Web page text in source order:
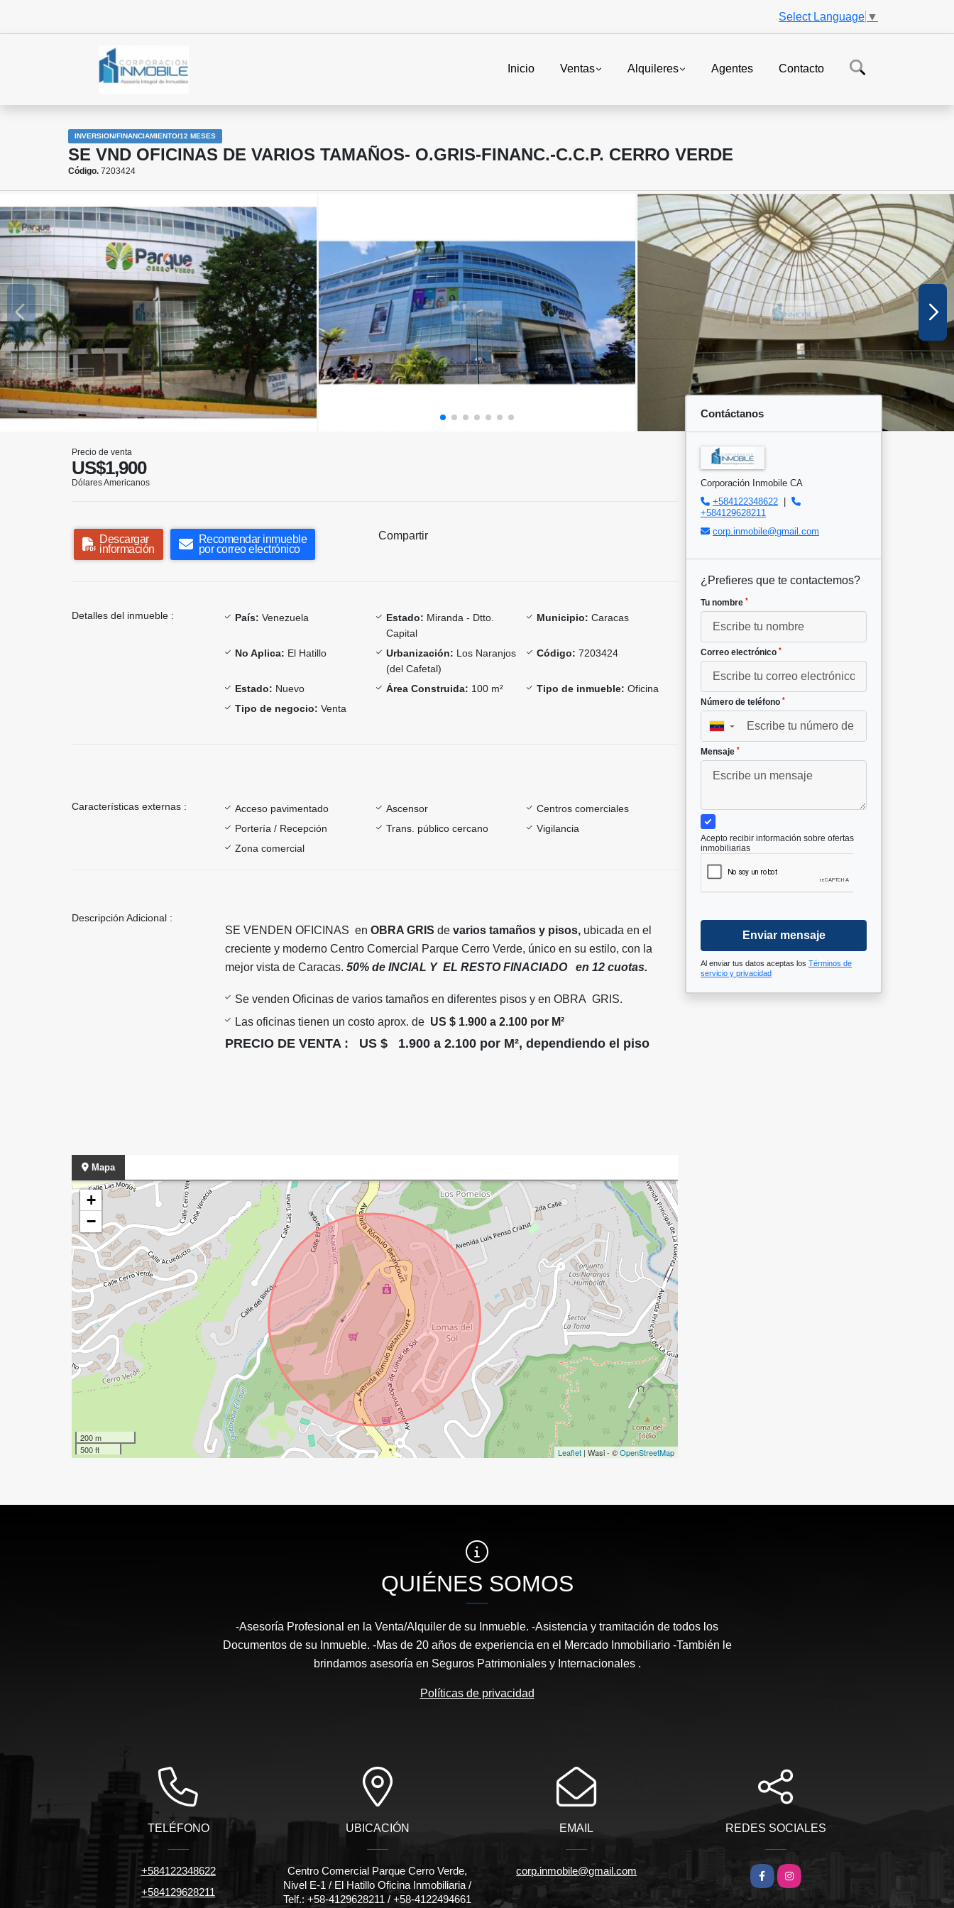
Select Language ▼
Inicio Ventas Alquileres Agentes Contacto
INVERSION/FINANCIAMIENTO/12 MESES
SE VND OFICINAS DE VARIOS TAMAÑOS- O.GRIS-FINANC.-C.C.P. CERRO VERDE
Código. 7203424
Precio de venta
US$1,900
Dólares Americanos
Descargar
información
Recomendar inmueble
por correo electrónico
Compartir
Detalles del inmueble : País: Venezuela Estado: Miranda - Dtto.
Capital
Municipio: Caracas
No Aplica: El Hatillo Urbanización: Los Naranjos
(del Cafetal)
Código: 7203424
Estado: Nuevo Área Construida: 100 m² Tipo de inmueble: Oficina
Tipo de negocio: Venta
Características externas : Acceso pavimentado Ascensor
Centros comerciales
Portería / Recepción
Trans. público cercano
Vigilancia
Zona comercial
Descripción Adicional :
SE VENDEN OFICINAS en OBRA GRIS de varios tamaños y pisos, ubicada en el
creciente y moderno Centro Comercial Parque Cerro Verde, único en su estilo, con la
mejor vista de Caracas. 50% de INCIAL Y EL RESTO FINACIADO en 12 cuotas.
Se venden Oficinas de varios tamaños en diferentes pisos y en OBRA GRIS.
Las oficinas tienen un costo aprox. de US $ 1.900 a 2.100 por M²
PRECIO DE VENTA : US $ 1.900 a 2.100 por M², dependiendo el piso
Mapa
+
−
200 m
500 ft
Leaflet | Wasi - ©OpenStreetMap
Contáctanos
Corporación Inmobile CA
+584122348622
+584129628211
corp.inmobile@gmail.com
¿Prefieres que te contactemos?
Tu nombre *
Correo electrónico *
Número de teléfono *
▼
Mensaje *
Acepto recibir información sobre ofertas
inmobiliarias
Enviar mensaje
Al enviar tus datos aceptas los Términos de
servicio y privacidad
QUIÉNES SOMOS
-Asesoría Profesional en la Venta/Alquiler de su Inmueble. -Asistencia y tramitación de todos los
Documentos de su Inmueble. -Mas de 20 años de experiencia en el Mercado Inmobiliario -También le
brindamos asesoría en Seguros Patrimoniales y Internacionales .
Políticas de privacidad
TELÉFONO
+584122348622
+584129628211
UBICACIÓN
Centro Comercial Parque Cerro Verde,
Nivel E-1 / El Hatillo Oficina Inmobiliaria /
Telf.: +58-4129628211 / +58-4122494661
EMAIL
corp.inmobile@gmail.com
REDES SOCIALES
Facebook
Instagram